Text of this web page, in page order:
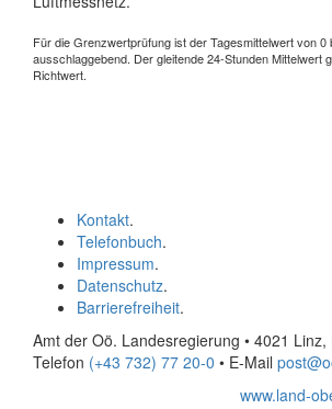
Für die Grenzwertprüfung ist der Tagesmittelwert von 0
ausschlaggebend. Der gleitende 24-Stunden Mittelwert
Richtwert.
Kontakt.
Telefonbuch.
Impressum.
Datenschutz.
Barrierefreiheit.
Amt der Oö. Landesregierung • 4021 Linz,
Telefon (+43 732) 77 20-0 • E-Mail
www.land-